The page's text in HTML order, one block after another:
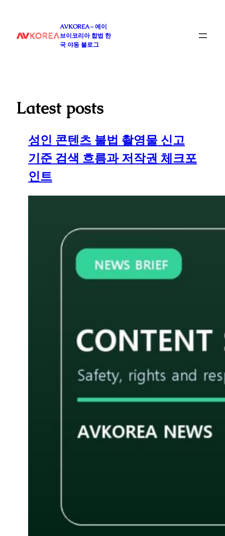
AVKOREA – 에이
브이코리아 합법 한
국 야동 블로그
Latest posts
성인 콘텐츠 불법 촬영물 신고
기준 검색 흐름과 저작권 체크포
인트